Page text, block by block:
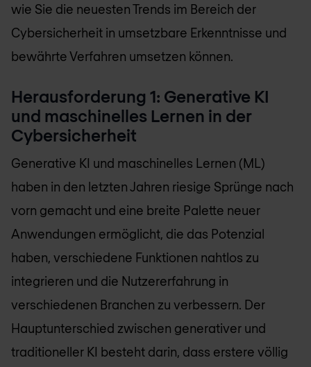
wie Sie die neuesten Trends im Bereich der
Cybersicherheit in umsetzbare Erkenntnisse und
bewährte Verfahren umsetzen können.
Herausforderung 1: Generative KI
und maschinelles Lernen in der
Cybersicherheit
Generative KI und maschinelles Lernen (ML)
haben in den letzten Jahren riesige Sprünge nach
vorn gemacht und eine breite Palette neuer
Anwendungen ermöglicht, die das Potenzial
haben, verschiedene Funktionen nahtlos zu
integrieren und die Nutzererfahrung in
verschiedenen Branchen zu verbessern. Der
Hauptunterschied zwischen generativer und
traditioneller KI besteht darin, dass erstere völlig